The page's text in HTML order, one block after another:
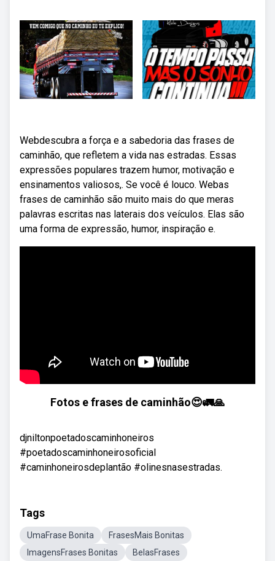
Webdescubra a força e a sabedoria das frases de
caminhão, que refletem a vida nas estradas. Essas
expressões populares trazem humor, motivação e
ensinamentos valiosos,. Se você é louco. Webas
frases de caminhão são muito mais do que meras
palavras escritas nas laterais dos veículos. Elas são
uma forma de expressão, humor, inspiração e.
Fotos e frases de caminhão😍🚛🙏
djniltonpoetadoscaminhoneiros
#poetadoscaminhoneirosoficial
#caminhoneirosdeplantão #olinesnasestradas.
Tags
UmaFrase Bonita
FrasesMais Bonitas
ImagensFrases Bonitas
BelasFrases